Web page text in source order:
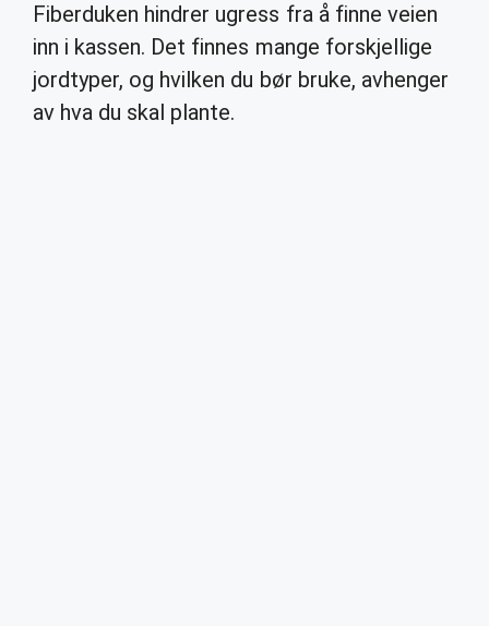
Fiberduken hindrer ugress fra å finne veien
inn i kassen. Det finnes mange forskjellige
jordtyper, og hvilken du bør bruke, avhenger
av hva du skal plante.